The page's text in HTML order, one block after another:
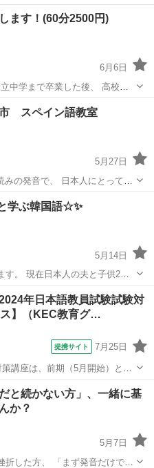
作りました。 ドイツ語会話に興
是非参加して見てください。
VML
ます！(60分2500円)
6月6日
中学まで卒業した後、 高校入
韓国で卒業 帰国し大手ホテルに
ります。 駅付近のカフ
ン
スペイン語教室
5月27日
の発音で、 日本人にとって、
ンに興味のある方、 中南米に興
か？ 料金など、詳し
スペイン語 ローマ字
学ぶ韓国語☆✨
5月14日
供2人
韓国語 レッスン
年日本語教員試験試験対
】（KEC教育グ…
提携サイト 7月25日
講座は、前期（5月開始）と後
前期には、■水曜30時間コース
60時間と後期（検定直前対策コ
と続かない方」、一緒に基
か？
5月7日
した方、 「まず発音だけでも